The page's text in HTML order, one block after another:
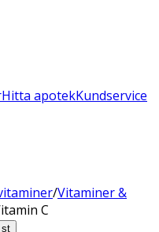
Hitta apotekKundservice
/Vitaminer &
C